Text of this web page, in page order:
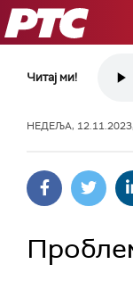
РТС
Читај ми!
НЕДЕЉА,